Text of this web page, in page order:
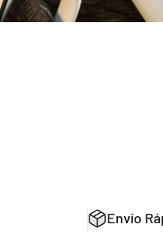
Envío